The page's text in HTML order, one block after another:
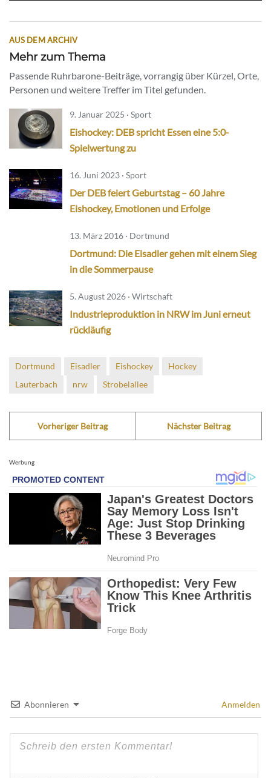
AUS DEM ARCHIV
Mehr zum Thema
Passende Ruhrbarone-Beiträge, vorrangig über Kürzel, Orte,
Personen und weitere Treffer im Titel gefunden.
9. Januar 2025 · Sport
Eishockey: DEB spricht Essen eine 5:0-
Spielwertung zu
16. Juni 2023 · Sport
Der DEB feiert Geburtstag – 60 Jahre
Eishockey, Emotionen und Erfolge
13. März 2016 · Dortmund
Dortmund: Die Eisadler gehen mit einem Sieg
in die Sommerpause
5. August 2026 · Wirtschaft
Industrieproduktion in NRW im Juni erneut
rückläufig
Dortmund Eisadler Eishockey
Hockey
Lauterbach
nrw Strobelallee
Vorheriger Beitrag Nächster Beitrag
Werbung
Abonnieren Anmelden